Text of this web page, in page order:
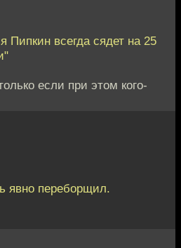
Пипкин всегда сядет на 25
если при этом кого-
явно переборщил.